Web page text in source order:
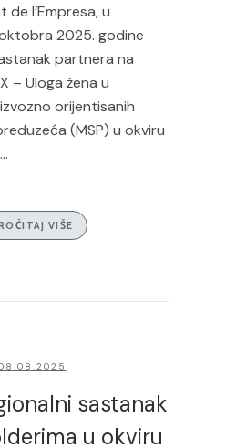
l’Empresa, u
2025. godine
partnera na
– Uloga žena u
orijentisanih
(MSP) u okviru
VIŠE
sastanak
u okviru